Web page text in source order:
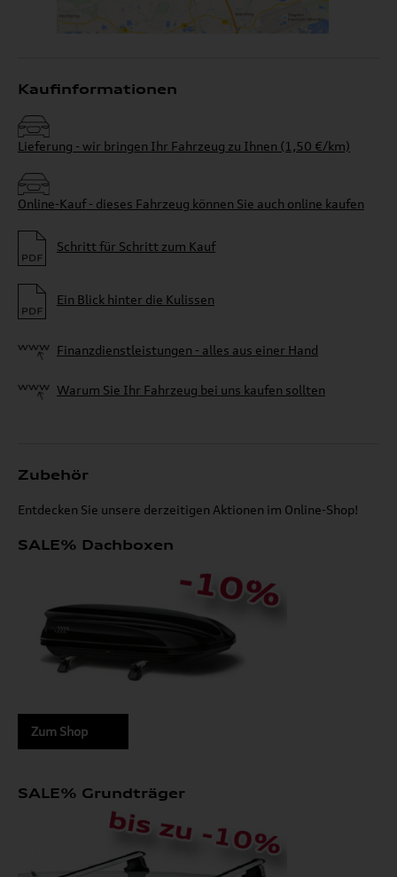
Kaufinformationen
Lieferung - wir bringen Ihr Fahrzeug zu Ihnen (1,50 €/km)
Online-Kauf - dieses Fahrzeug können Sie auch online kaufen
Schritt für Schritt zum Kauf
Ein Blick hinter die Kulissen
Finanzdienstleistungen - alles aus einer Hand
Warum Sie Ihr Fahrzeug bei uns kaufen sollten
Zubehör
Entdecken Sie unsere derzeitigen Aktionen im Online-Shop!
SALE% Dachboxen
Zum Shop
SALE% Grundträger